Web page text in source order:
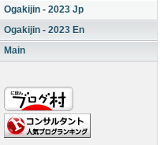
Ogakijin - 2023 Jp
Ogakijin - 2023 En
Main